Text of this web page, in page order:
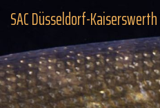
SAC Düsseldorf-